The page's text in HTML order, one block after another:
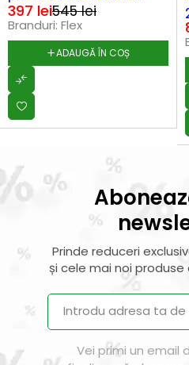
545lei
397 lei
Branduri: Flex
ADAUGĂ ÎN COȘ
Prinde reduceri
și cele mai noi
Vei primi un email